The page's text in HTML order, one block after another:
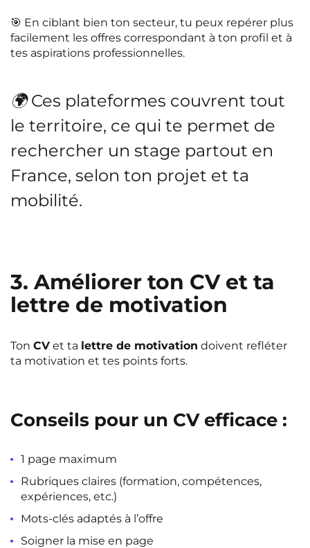
🎯 En ciblant bien ton secteur, tu peux repérer plus
facilement les offres correspondant à ton profil et à
tes aspirations professionnelles.
🌍 Ces plateformes couvrent tout
le territoire, ce qui te permet de
rechercher un stage partout en
France, selon ton projet et ta
mobilité.
3. Améliorer ton CV et ta
lettre de motivation
Ton CV et ta lettre de motivation doivent refléter
ta motivation et tes points forts.
Conseils pour un CV efficace :
1 page maximum
Rubriques claires (formation, compétences,
expériences, etc.)
Mots-clés adaptés à l’offre
Soigner la mise en page